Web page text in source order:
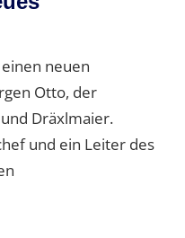
neuen
Otto, der
Dräxlmaier.
und ein Leiter des